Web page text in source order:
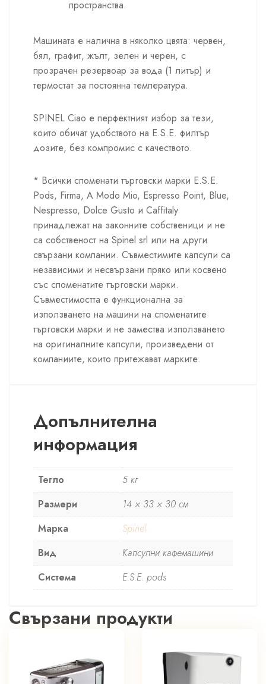
пространства.
Машината е налична в няколко цвята: червен,
бял, графит, жълт, зелен и черен, с
прозрачен резервоар за вода (1 литър) и
термостат за постоянна температура.
SPINEL Ciao е перфектният избор за тези,
които обичат удобството на E.S.E. филтър
дозите, без компромис с качеството.
* Всички споменати търговски марки E.S.E.
Pods, Firma, A Modo Mio, Espresso Point, Blue,
Nespresso, Dolce Gusto и Caffitaly
принадлежат на законните собственици и не
са собственост на Spinel srl или на други
свързани компании. Съвместимите капсули са
независими и несвързани пряко или косвено
със споменатите търговски марки.
Съвместимостта е функционална за
използването на машини на споменатите
търговски марки и не замества използването
на оригиналните капсули, произведени от
компаниите, които притежават марките.
Допълнителна
информация
Тегло
5 кг
Размери
14 × 33 × 30 см
Марка
Spinel
Вид
Капсулни кафемашини
Система
E.S.E. pods
Свързани продукти